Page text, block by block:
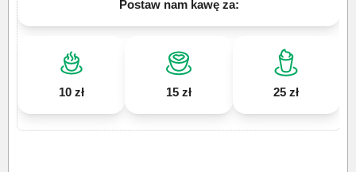
Postaw nam kawę za:
10 zł 15 zł 25 zł